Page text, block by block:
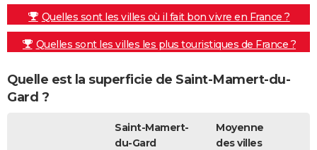
Quelles sont les villes où il fait bon vivre en France ?
Quelles sont les villes les plus touristiques de France ?
Quelle est la superficie de Saint-Mamert-du-
Gard ?
Saint-Mamert-
du-Gard
Moyenne
des villes